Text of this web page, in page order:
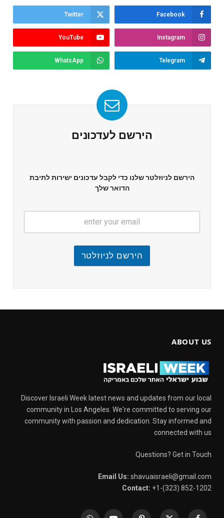
Facebook
Twitter
Instagram
YouTube
Telegram
WhatsApp
הירשם לעדכונים
הירשם לניוזלטר שלנו כדי לקבל עדכונים ישירות לתיבת
הדואר שלך
הירשם לניוזלטר
ABOUT US
Discover Israeli Week latest news and updates from our local
community in Los Angeles. We're committed to serving our
community with passion and dedication. Stay informed and
connected with us
Questions? Get in Touch
Email Us: shavuaisraeli@gmail.com
Contact: +1-(323) 852-1202